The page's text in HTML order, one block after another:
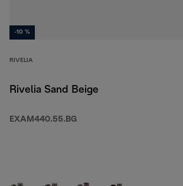
-10 %
RIVELIA
Rivelia Sand Beige
EXAM440.55.BG